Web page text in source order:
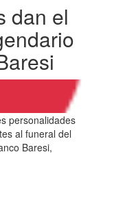
dan el
personalidades
al funeral del
Baresi,